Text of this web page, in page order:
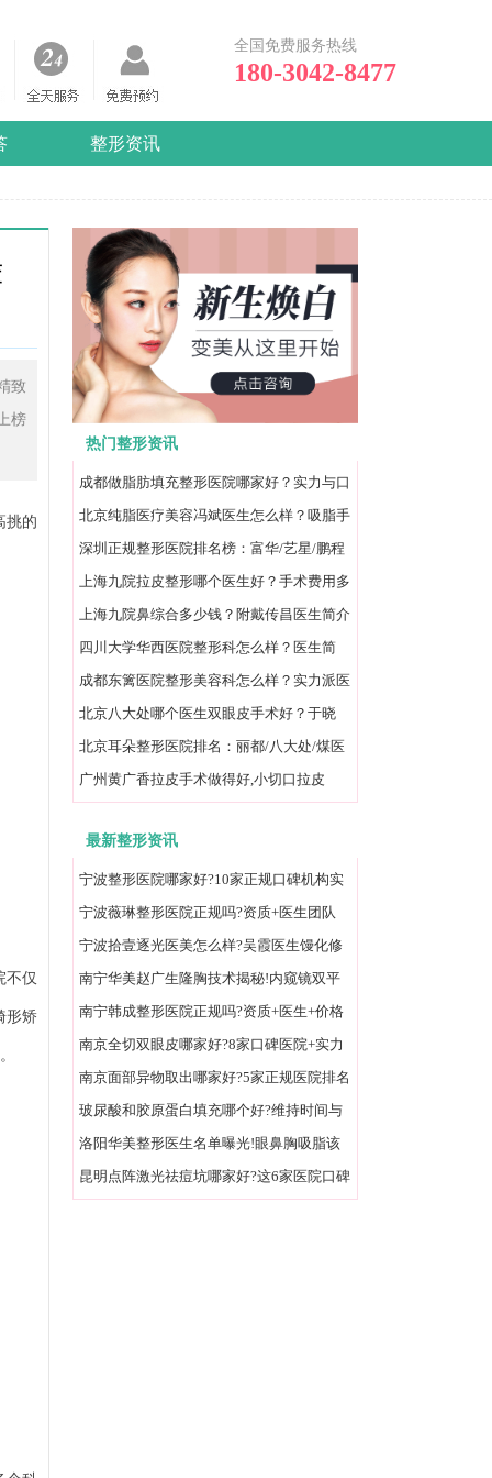
全国免费服务热线
180-3042-8477
整形资讯
致
榜
挑的
不仅
形矫
热门整形资讯
成都做脂肪填充整形医院哪家好？实力与口
碑并存医院一览
北京纯脂医疗美容冯斌医生怎么样？吸脂手
术价格：20000元起/单部位
深圳正规整形医院排名榜：富华/艺星/鹏程
等口碑技术好！
上海九院拉皮整形哪个医生好？手术费用多
少?价格，口碑一览
上海九院鼻综合多少钱？附戴传昌医生简介
+预约攻略及价格
四川大学华西医院整形科怎么样？医生简
介/价目表值得一看
成都东篱医院整形美容科怎么样？实力派医
院,附地址/价格表
北京八大处哪个医生双眼皮手术好？于晓
波/王太玲技术都不错
北京耳朵整形医院排名：丽都/八大处/煤医
等榜上有名
广州黄广香拉皮手术做得好,小切口拉皮
最新整形资讯
宁波整形医院哪家好?10家正规口碑机构实
力排名榜速看!
宁波薇琳整形医院正规吗?资质+医生团队
+口碑实测全解析
宁波拾壹逐光医美怎么样?吴霞医生馒化修
复价格实测揭秘
南宁华美赵广生隆胸技术揭秘!内窥镜双平
面+亲民价格实测
南宁韩成整形医院正规吗?资质+医生+价格
实地探访揭秘!
南京全切双眼皮哪家好?8家口碑医院+实力
医生名单速收藏!
南京面部异物取出哪家好?5家正规医院排名
榜整友力荐!
玻尿酸和胶原蛋白填充哪个好?维持时间与
效果全方位对比!
洛阳华美整形医生名单曝光!眼鼻胸吸脂该
找谁一次说清
昆明点阵激光祛痘坑哪家好?这6家医院口碑